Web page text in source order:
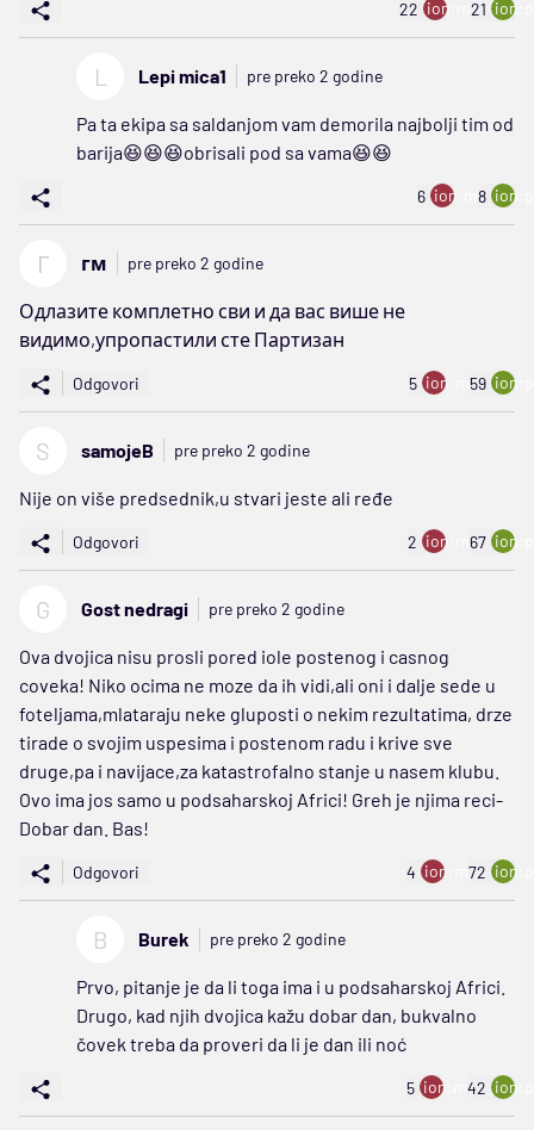
22 ion:minus
21
L Lepi mica1 pre preko 2 godine
Pa ta ekipa sa saldanjom vam demorila najbolji tim od
barija😆😆😆obrisali pod sa vama😆😆
6 ion:minus
8
Г гм pre preko 2 godine
Одлазите комплетно сви и да вас више не
видимо,упропастили сте Партизан
Odgovori 5 ion:minus
59
S samojeB pre preko 2 godine
Nije on više predsednik,u stvari jeste ali ređe
Odgovori 2 ion:minus
67
G Gost nedragi pre preko 2 godine
Ova dvojica nisu prosli pored iole postenog i casnog
coveka! Niko ocima ne moze da ih vidi,ali oni i dalje sede u
foteljama,mlataraju neke gluposti o nekim rezultatima, drze
tirade o svojim uspesima i postenom radu i krive sve
druge,pa i navijace,za katastrofalno stanje u nasem klubu.
Ovo ima jos samo u podsaharskoj Africi! Greh je njima reci-
Dobar dan. Bas!
Odgovori 4 ion:minus
72
B Burek pre preko 2 godine
Prvo, pitanje je da li toga ima i u podsaharskoj Africi.
Drugo, kad njih dvojica kažu dobar dan, bukvalno
čovek treba da proveri da li je dan ili noć
5 ion:minus
42